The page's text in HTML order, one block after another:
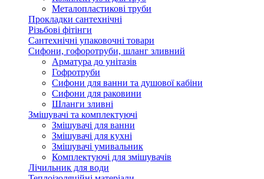
Металопластикові труби
Прокладки сантехнічні
Різьбові фітінги
Сантехнічні упаковочні товари
Сифони, гофоротруби, шланг зливний
Арматура до унітазів
Гофротруби
Сифони для ванни та душової кабіни
Сифони для раковини
Шланги зливні
Змішувачі та комплектуючі
Змішувачі для ванни
Змішувачі для кухні
Змішувачі умивальник
Комплектуючі для змішувачів
Лічильник для води